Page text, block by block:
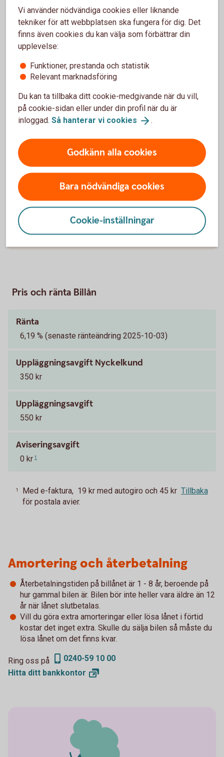
Grönt billån finns för dig som planerar att köpa en
elbil. Lånet har lägre ränta en det vanliga billånet. Läs
mer om kriterierna för Grönt billån.
Så fungerar billån
Behöver jag vara kund för att få billån?
Vad krävs för att jag ska få billån?
Hur mycket får jag låna?
När får jag besked?
Pris och ränta Billån
Ränta
6,19 % (senaste ränteändring 2025-10-03)
Uppläggningsavgift Nyckelkund
350 kr
Uppläggningsavgift
550 kr
Aviseringsavgift
0 kr 1
1
Med e-faktura, 19 kr med autogiro och 45 kr
för postala avier.
Tillbaka
Amortering och återbetalning
Återbetalningstiden på billånet är 1 - 8 år, beroende på
hur gammal bilen är. Bilen bör inte heller vara äldre än 12
år när lånet slutbetalas.
Vill du göra extra amorteringar eller lösa lånet i förtid
kostar det inget extra. Skulle du sälja bilen så måste du
lösa lånet om det finns kvar.
Ring oss på
0240-59 10 00
Hitta ditt bankkontor
Vi använder nödvändiga cookies eller liknande
tekniker för att webbplatsen ska fungera för dig. Det
finns även cookies du kan välja som förbättrar din
upplevelse:
Funktioner, prestanda och statistik
Relevant marknadsföring
Du kan ta tillbaka ditt cookie-medgivande när du vill,
på cookie-sidan eller under din profil när du är
inloggad. Så hanterar vi cookies .
Godkänn alla cookies
Bara nödvändiga cookies
Cookie-inställningar